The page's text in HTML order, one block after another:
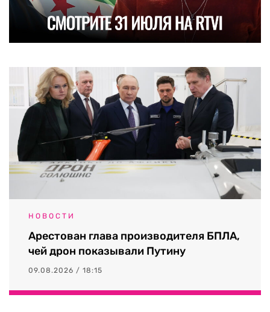
НОВОСТИ
Арестован глава производителя БПЛА,
чей дрон показывали Путину
09.08.2026 / 18:15